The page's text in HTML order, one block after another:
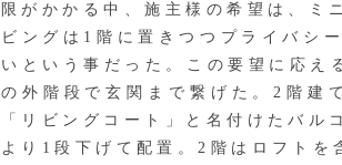
限がかかる中、施主様の希望は、ミ
ビングは1階に置きつつプライバシ
いという事だった。この要望に応え
の外階段で玄関まで繋げた。2階建
「リビングコート」と名付けたバ
より1段下げて配置。2階はロフトを